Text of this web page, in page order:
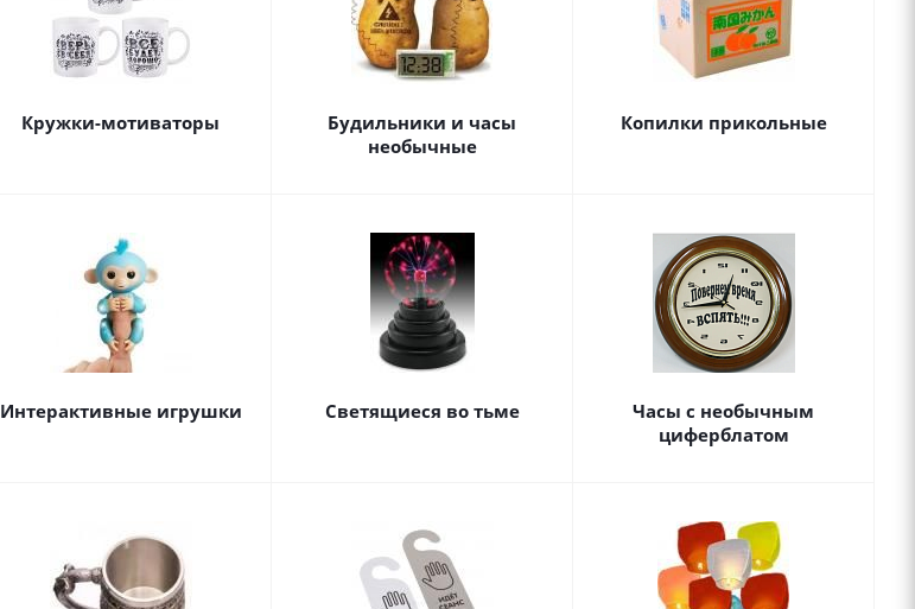
Кружки-мотиваторы
Будильники и часы
необычные
Копилки прикольные
Интерактивные игрушки Светящиеся во тьме
Часы с необычным
циферблатом